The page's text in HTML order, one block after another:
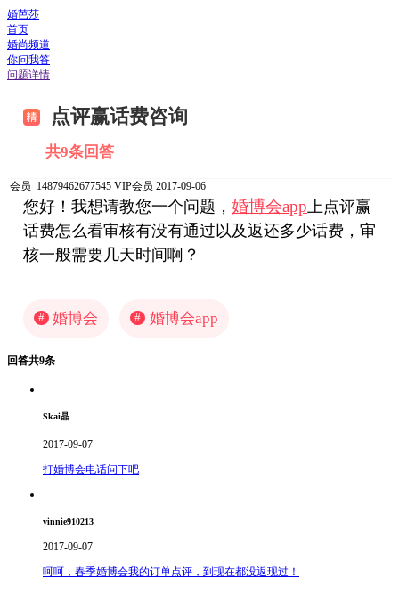
婚芭莎
首页
婚尚频道
你问我答
问题详情
点评赢话费咨询
共9条回答
会员_14879462677545 VIP会员 2017-09-06
您好！我想请教您一个问题， 婚博会app 上点评赢
话费怎么看审核有没有通过以及返还多少话费，审
核一般需要几天时间啊？
# 婚博会 # 婚博会app
回答共9条
Skai晶
2017-09-07
打婚博会电话问下吧
vinnie910213
2017-09-07
呵呵，春季婚博会我的订单点评，到现在都没返现过！